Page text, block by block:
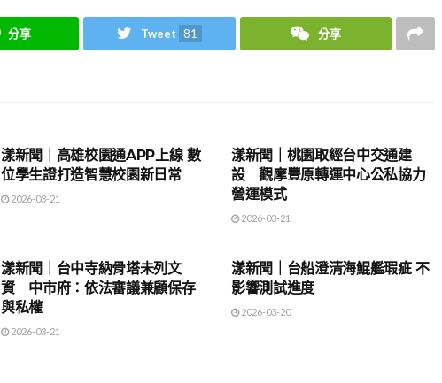
分享 Tweet 81 分享
漾新聞｜高雄校園通APP上線 數
位學生證打造智慧校園新日常
2026-03-21
漾新聞｜桃園取經台中交通建
設 觀摩豐原轉運中心公私協力
營運模式
2026-03-21
漾新聞｜台中寺納骨塔未列文
資 中市府：依法審議兼顧保存
與私權
2026-03-21
漾新聞｜台船澄清海鯤艦瑕疵 不
影響測試進度
2026-03-20